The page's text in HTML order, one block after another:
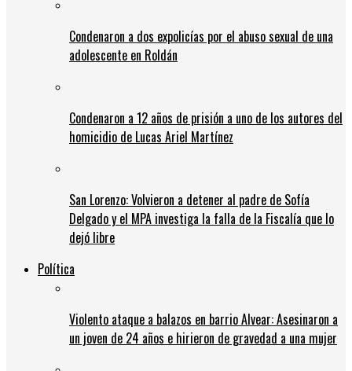
Condenaron a dos expolicías por el abuso sexual de una
adolescente en Roldán
Condenaron a 12 años de prisión a uno de los autores del
homicidio de Lucas Ariel Martínez
San Lorenzo: Volvieron a detener al padre de Sofía
Delgado y el MPA investiga la falla de la Fiscalía que lo
dejó libre
Política
Violento ataque a balazos en barrio Alvear: Asesinaron a
un joven de 24 años e hirieron de gravedad a una mujer